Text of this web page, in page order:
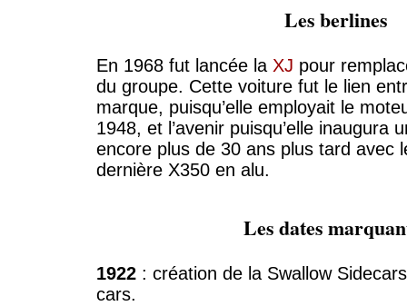
Les berlines
En 1968 fut lancée la XJ pour
du groupe. Cette voiture fut le lien
marque, puisqu’elle employait le
1948, et l’avenir puisqu’elle inaugura
encore plus de 30 ans plus tard avec
dernière X350 en alu.
Les dates
1922 : création de la Swallow
cars.